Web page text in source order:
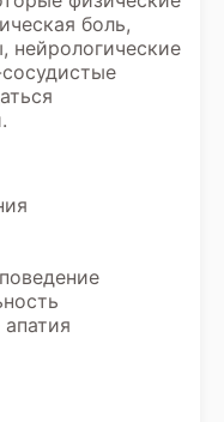
боль,
нейрологические